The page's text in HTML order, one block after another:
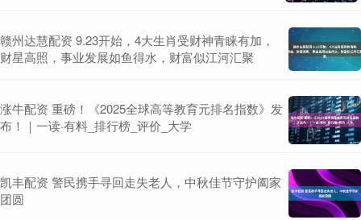
赣州达慧配资 9.23开始，4大生肖受财神青睐有加，
财星高照，事业发展如鱼得水，财富似江河汇聚
涨牛配资 重磅！《2025全球高等教育元排名指数》发
布！｜一读·有料_排行榜_评价_大学
凯丰配资 警民携手寻回走失老人，中秋佳节守护阖家
团圆